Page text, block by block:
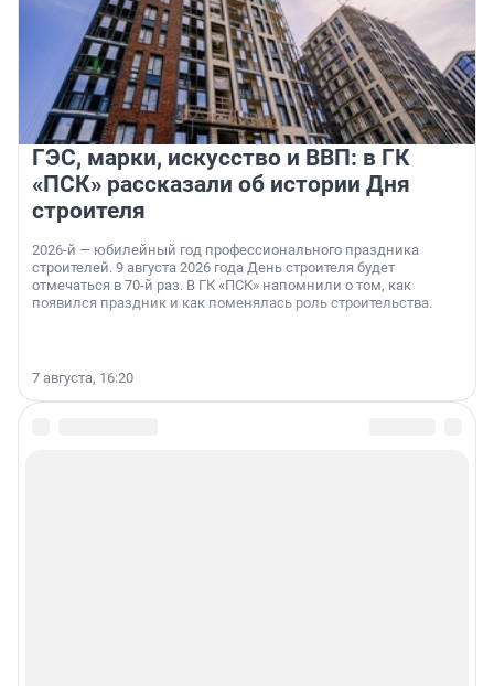
ГЭС, марки, искусство и ВВП: в ГК
«ПСК» рассказали об истории Дня
строителя
2026-й — юбилейный год профессионального праздника
строителей. 9 августа 2026 года День строителя будет
отмечаться в 70-й раз. В ГК «ПСК» напомнили о том, как
появился праздник и как поменялась роль строительства.
7 августа, 16:20